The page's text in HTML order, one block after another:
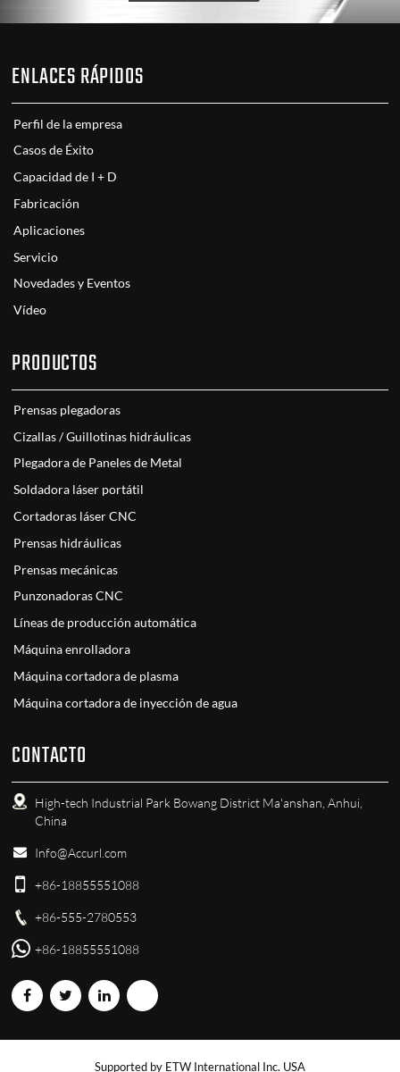
ENLACES RÁPIDOS
Perfil de la empresa
Casos de Éxito
Capacidad de I + D
Fabricación
Aplicaciones
Servicio
Novedades y Eventos
Vídeo
PRODUCTOS
Prensas plegadoras
Cizallas / Guillotinas hidráulicas
Plegadora de Paneles de Metal
Soldadora láser portátil
Cortadoras láser CNC
Prensas hidráulicas
Prensas mecánicas
Punzonadoras CNC
Líneas de producción automática
Máquina enrolladora
Máquina cortadora de plasma
Máquina cortadora de inyección de agua
CONTACTO
High-tech Industrial Park Bowang District Ma'anshan, Anhui,
China
Info@Accurl.com
+86-18855551088
+86-555-2780553
+86-18855551088
Supported by ETW International Inc. USA